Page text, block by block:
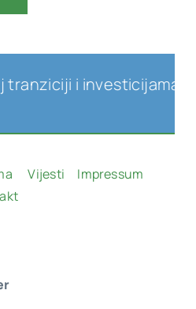
i investicijama u
Vijesti
Impressum